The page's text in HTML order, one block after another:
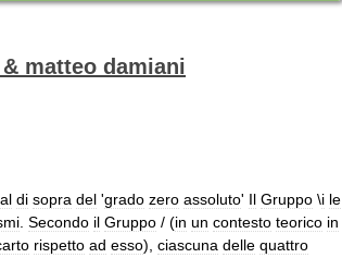
matteo damiani
al di sopra del 'grado zero assoluto' Il Gruppo \i le
Secondo il Grup­po / (in un contesto teorico in
rispetto ad esso), ciascuna delle quattro